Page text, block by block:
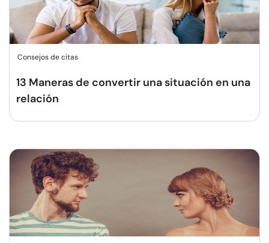
Consejos de citas
13 Maneras de convertir una situación en una
relación